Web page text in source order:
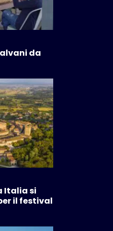
da
Italia si
il festival